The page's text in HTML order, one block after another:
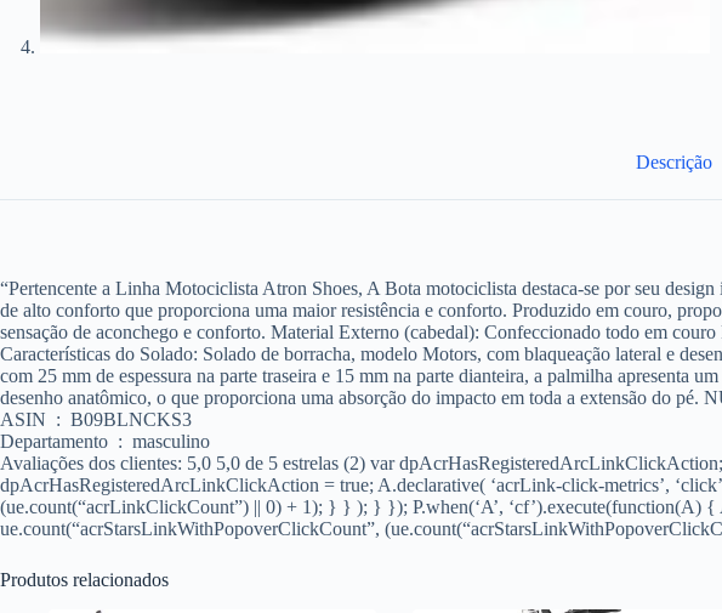
Descrição
“Pertencente a Linha Motociclista Atron Shoes, A Bota motociclista destaca-se por seu
de alto conforto que proporciona uma maior resistência e conforto. Produzido em couro,
sensação de aconchego e conforto. Material Externo (cabedal): Confeccionado todo em
Características do Solado: Solado de borracha, modelo Motors, com blaqueação lateral e
com 25 mm de espessura na parte traseira e 15 mm na parte dianteira, a palmilha apresenta
desenho anatômico, o que proporciona uma absorção do impacto em toda a extensão do
ASIN ‏ : ‎ B09BLNCKS3
Departamento ‏ : ‎ masculino
Avaliações dos clientes: 5,0 5,0 de 5 estrelas (2) var
dpAcrHasRegisteredArcLinkClickAction = true; A.declarative( ‘acrLink-click-metrics’,
(ue.count(“acrLinkClickCount”) || 0) + 1); } } ); } }); P.when(‘A’,
ue.count(“acrStarsLinkWithPopoverClickCount”,
Produtos relacionados